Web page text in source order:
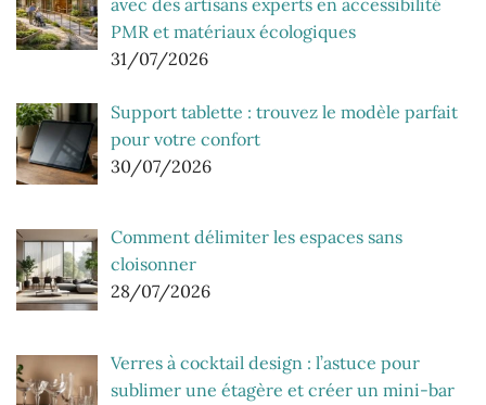
PMR et matériaux écologiques
31/07/2026
Support tablette : trouvez le modèle parfait
pour votre confort
30/07/2026
Comment délimiter les espaces sans
cloisonner
28/07/2026
Verres à cocktail design : l’astuce pour
sublimer une étagère et créer un mini-bar